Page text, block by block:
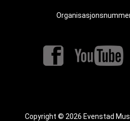
Copyright © 2026 Evenstad